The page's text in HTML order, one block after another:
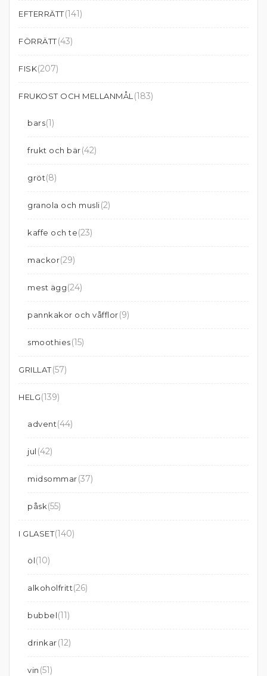
EFTERRÄTT(141)
FÖRRÄTT(43)
FISK(207)
FRUKOST OCH MELLANMÅL (183)
bars(1)
frukt och bär(42)
gröt(8)
granola och musli(2)
kaffe och te(23)
mackor(29)
mest ägg(24)
pannkakor och våfflor(9)
smoothies(15)
GRILLAT(57)
HELG(139)
advent(44)
jul (42)
midsommar(37)
påsk(55)
I GLASET(140)
öl(10)
alkoholfritt(26)
bubbel(11)
drinkar(12)
vin (51)